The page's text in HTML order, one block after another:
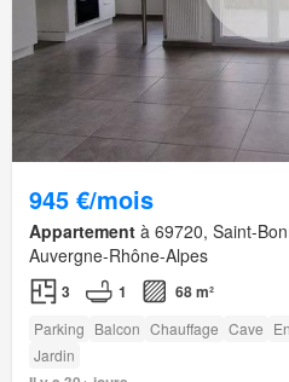
945 €/mois
Appartement à 69720, Saint-
Auvergne-Rhône-Alpes
3 1 68 m²
Parking Balcon Chauffage Cave
Jardin